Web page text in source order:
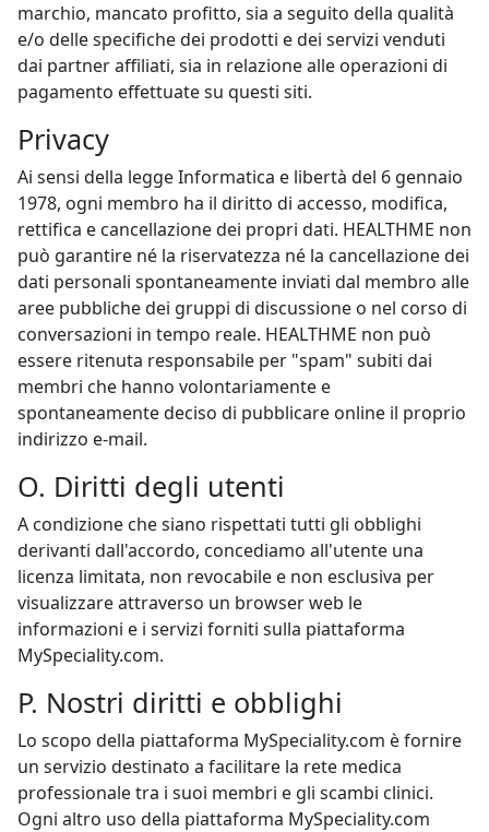
marchio, mancato profitto, sia a seguito della qualità
e/o delle specifiche dei prodotti e dei servizi venduti
dai partner affiliati, sia in relazione alle operazioni di
pagamento effettuate su questi siti.
Privacy
Ai sensi della legge Informatica e libertà del 6 gennaio
1978, ogni membro ha il diritto di accesso, modifica,
rettifica e cancellazione dei propri dati. HEALTHME non
può garantire né la riservatezza né la cancellazione dei
dati personali spontaneamente inviati dal membro alle
aree pubbliche dei gruppi di discussione o nel corso di
conversazioni in tempo reale. HEALTHME non può
essere ritenuta responsabile per "spam" subiti dai
membri che hanno volontariamente e
spontaneamente deciso di pubblicare online il proprio
indirizzo e-mail.
O. Diritti degli utenti
A condizione che siano rispettati tutti gli obblighi
derivanti dall'accordo, concediamo all'utente una
licenza limitata, non revocabile e non esclusiva per
visualizzare attraverso un browser web le
informazioni e i servizi forniti sulla piattaforma
MySpeciality.com.
P. Nostri diritti e obblighi
Lo scopo della piattaforma MySpeciality.com è fornire
un servizio destinato a facilitare la rete medica
professionale tra i suoi membri e gli scambi clinici.
Ogni altro uso della piattaforma MySpeciality.com